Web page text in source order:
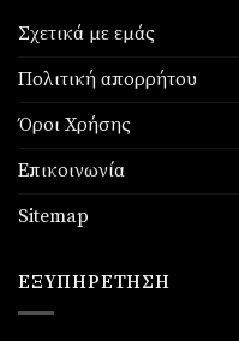
Σχετικά με εμάς
Πολιτική απορρήτου
Όροι Χρήσης
Επικοινωνία
Sitemap
ΕΞΥΠΗΡΈΤΗΣΗ